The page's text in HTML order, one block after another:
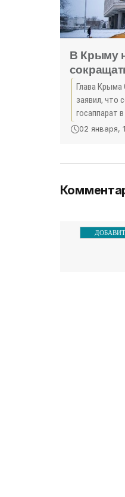
В Крыму
Крыма»
Глава Крыма
заявил, что
госаппарат
данном
02 января,